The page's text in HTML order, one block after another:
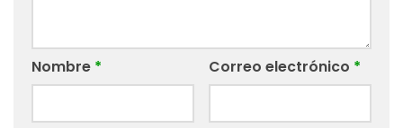
Nombre * Correo electrónico *